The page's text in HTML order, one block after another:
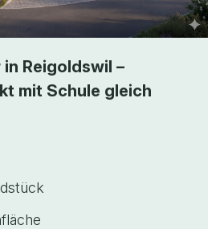
Reigoldswil –
mit Schule gleich